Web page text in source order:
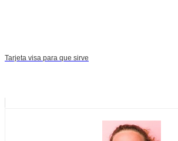
Tarjeta visa para que sirve